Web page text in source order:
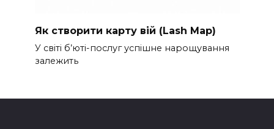
Як створити карту вій (Lash Map)
У світі б’юті-послуг успішне нарощування
залежить